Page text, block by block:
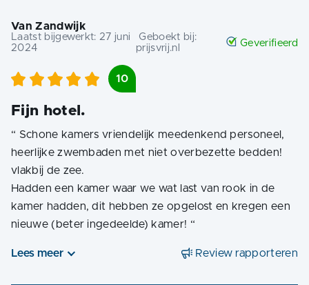
Van Zandwijk
Laatst bijgewerkt:27 juni
2024
Geboekt bij:
prijsvrij.nl
Geverifieerd
10
Fijn hotel.
“ Schone kamers vriendelijk meedenkend personeel,
heerlijke zwembaden met niet overbezette bedden!
vlakbij de zee.
Hadden een kamer waar we wat last van rook in de
kamer hadden, dit hebben ze opgelost en kregen een
nieuwe (beter ingedeelde) kamer! “
Lees meer Review rapporteren